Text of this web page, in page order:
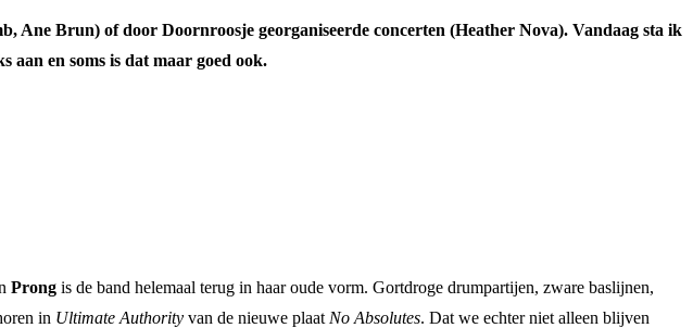
Ane Brun) of door Doornroosje georganiseerde concerten (Heather Nova). Vandaag sta ik
en soms is dat maar goed ook.
Prong is de band helemaal terug in haar oude vorm. Gortdroge drumpartijen, zware baslijnen,
in Ultimate Authority van de nieuwe plaat No Absolutes. Dat we echter niet alleen blijven